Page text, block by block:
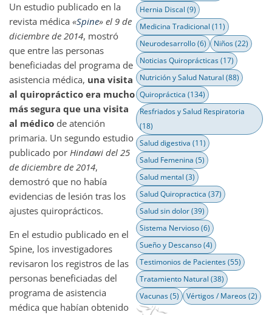
Un estudio publicado en la
revista médica «Spine» el 9 de
diciembre de 2014, mostró
que entre las personas
beneficiadas del programa de
asistencia médica, una visita
al quiropráctico era mucho
más segura que una visita
al médico de atención
primaria. Un segundo estudio
publicado por Hindawi del 25
de diciembre de 2014,
demostró que no había
evidencias de lesión tras los
ajustes quiroprácticos.
En el estudio publicado en el
Spine, los investigadores
revisaron los registros de las
personas beneficiadas del
programa de asistencia
médica que habían obtenido
Hernia Discal (9)
Medicina Tradicional (11)
Neurodesarrollo(6) Niños(22)
Noticias Quiroprácticas(17)
Nutrición y Salud Natural (88)
Quiropráctica (134)
Resfriados y Salud Respiratoria
(18)
Salud digestiva (11)
Salud Femenina (5)
Salud mental (3)
Salud Quiropractica (37)
Salud sin dolor(39)
Sistema Nervioso(6)
Sueño y Descanso(4)
Testimonios de Pacientes(55)
Tratamiento Natural (38)
Vacunas(5) Vértigos / Mareos(2)